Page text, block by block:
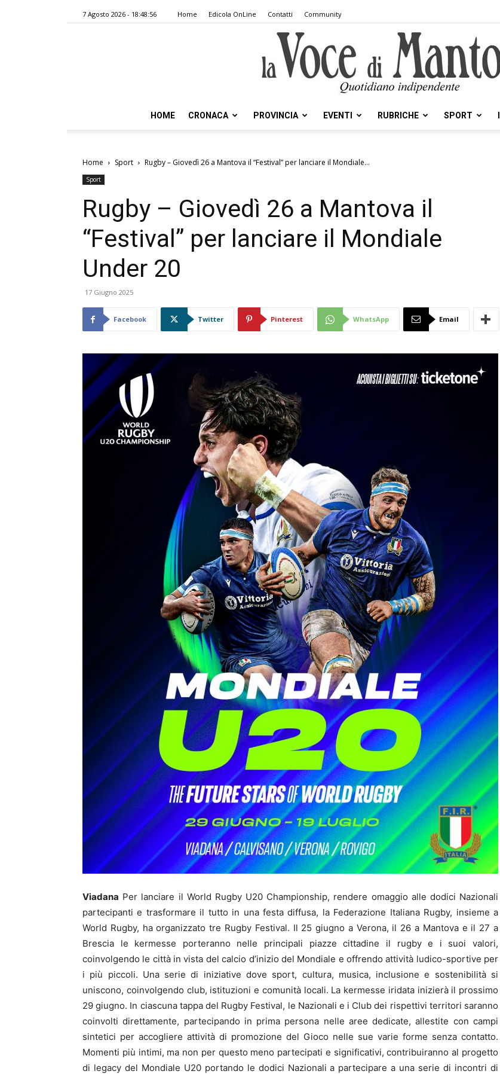
7 Agosto 2026 - 18:48:56 Home Edicola OnLine Contatti Community
Voce
HOME CRONACA PROVINCIA EVENTI RUBRICHE SPORT
Home Sport Rugby – Giovedì 26 a Mantova il “Festival” per lanciare il Mondiale...
Sport
Rugby – Giovedì 26 a Mantova il
“Festival” per lanciare il Mondiale
Under 20
17 Giugno 2025
Facebook Twitter Pinterest WhatsApp Email
Viadana Per lanciare il World Rugby U20 Championship, rendere omaggio alle dodici Nazionali
partecipanti e trasformare il tutto in una festa diffusa, la Federazione Italiana Rugby, insieme a
World Rugby, ha organizzato tre Rugby Festival. Il 25 giugno a Verona, il 26 a Mantova e il 27 a
Brescia le kermesse porteranno nelle principali piazze cittadine il rugby e i suoi valori,
coinvolgendo le città in vista del calcio d’inizio del Mondiale e offrendo attività ludico-sportive per
i più piccoli. Una serie di iniziative dove sport, cultura, musica, inclusione e sostenibilità si
uniscono, coinvolgendo club, istituzioni e comunità locali. La kermesse iridata inizierà il prossimo
29 giugno. In ciascuna tappa del Rugby Festival, le Nazionali e i Club dei rispettivi territori saranno
coinvolti direttamente, partecipando in prima persona nelle aree dedicate, allestite con campi
sintetici per accogliere attività di promozione del Gioco nelle sue varie forme senza contatto.
Momenti più intimi, ma non per questo meno partecipati e significativi, contribuiranno al progetto
di legacy del Mondiale U20 portando le dodici Nazionali a partecipare a una serie di incontri di